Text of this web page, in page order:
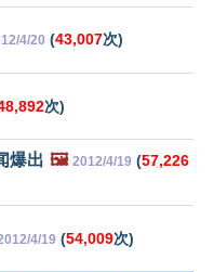
4/20 (43,007次)
次)
爆出 🖼️ 2012/4/19 (57,226
4/19 (54,009次)